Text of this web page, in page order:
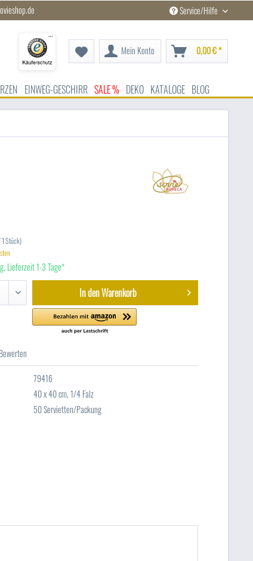
Service/Hilfe
Mein Konto 0,00 € *
EINWEG-GESCHIRR SALE % DEKO KATALOGE BLOG
Stück)
Lieferzeit 1-3 Tage*
In denWarenkorb
Bewerten
79416
40 x 40 cm, 1/4 Falz
50 Servietten/Packung